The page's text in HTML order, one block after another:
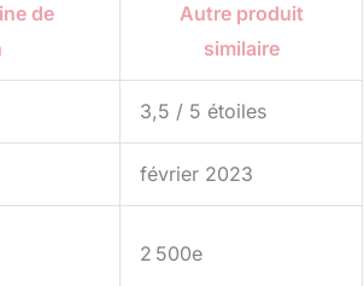
de
Autre produit
similaire
3,5 / 5 étoiles
février 2023
2 500e